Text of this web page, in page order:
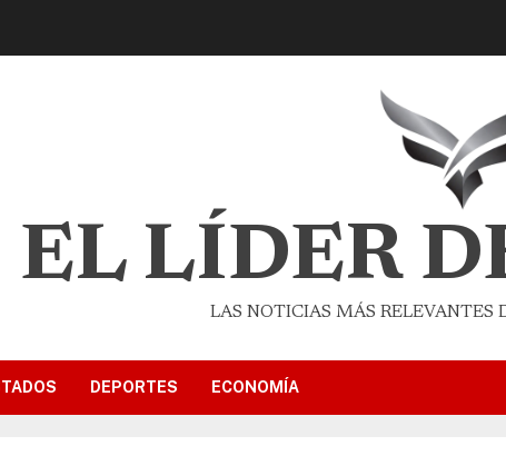
EL LÍDER
LAS NOTICIAS MÁS RELEVANTES
DEPORTES ECONOMÍA